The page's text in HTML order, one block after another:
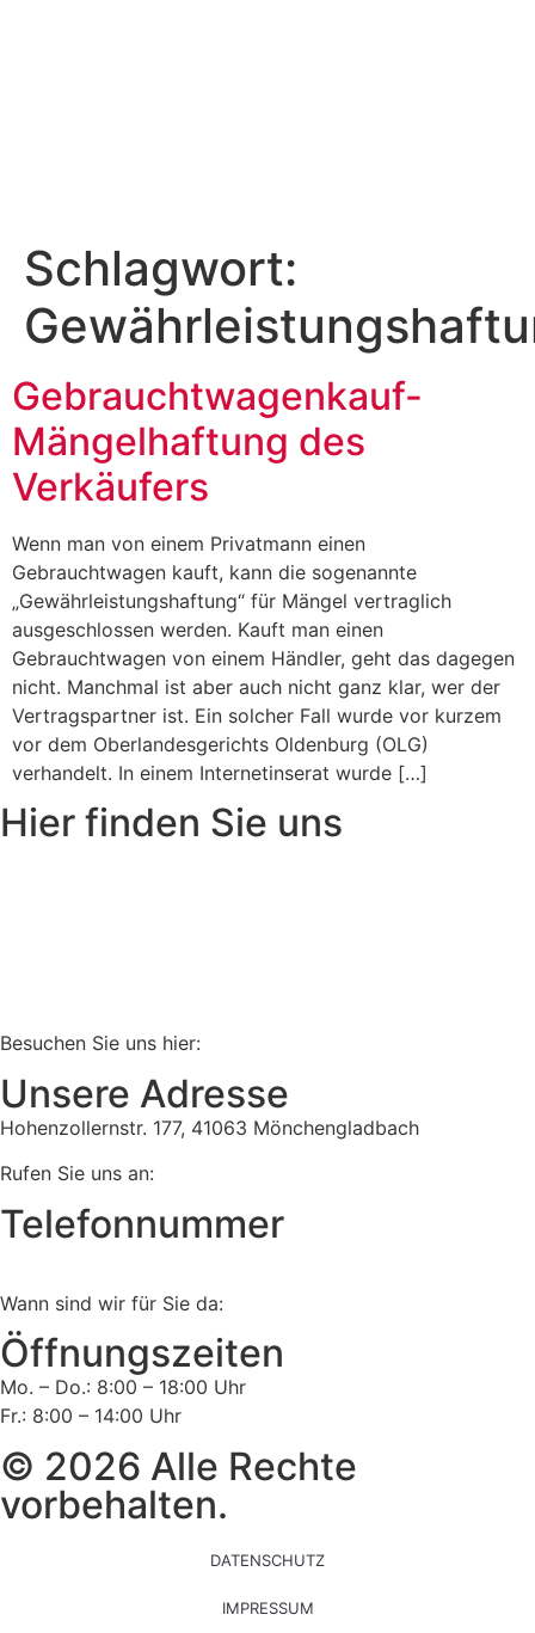
Schlagwort:
Gebrauchtwagenkauf-
Mängelhaftung des
Verkäufers
Wenn man von einem Privatmann einen
Gebrauchtwagen kauft, kann die sogenannte
„Gewährleistungshaftung“ für Mängel vertraglich
ausgeschlossen werden. Kauft man einen
Gebrauchtwagen von einem Händler, geht das dagegen
nicht. Manchmal ist aber auch nicht ganz klar, wer der
Vertragspartner ist. Ein solcher Fall wurde vor kurzem
vor dem Oberlandesgerichts Oldenburg (OLG)
verhandelt. In einem Internetinserat wurde […]
Hier finden Sie uns
Besuchen Sie uns hier:
Unsere Adresse
Hohenzollernstr. 177, 41063 Mönchengladbach
Rufen Sie uns an:
Telefonnummer
Wann sind wir für Sie da:
Öffnungszeiten
Mo. – Do.: 8:00 – 18:00 Uhr
Fr.: 8:00 – 14:00 Uhr
© 2026 Alle Rechte
vorbehalten.
DATENSCHUTZ
IMPRESSUM